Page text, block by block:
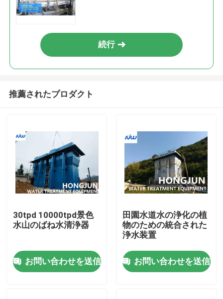
続行
推薦されたプロダクト
30tpd 10000tpd景色
水山のばね水清浄器
お問い合わせを送信
田園水道水の浄化の植
物のための統合された
浄水装置
お問い合わせを送信